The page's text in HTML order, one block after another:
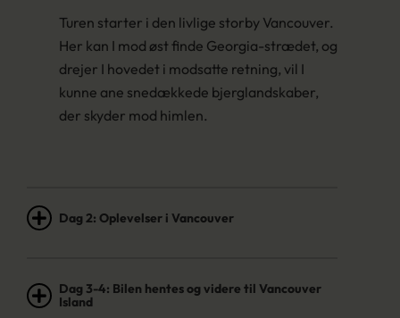
Turen starter i den livlige storby Vancouver.
Her kan I mod øst finde Georgia-strædet, og
drejer I hovedet i modsatte retning, vil I
kunne ane snedækkede bjerglandskaber,
der skyder mod himlen.
Dag 2: Oplevelser i Vancouver
Dag 3-4: Bilen hentes og videre til Vancouver
Island